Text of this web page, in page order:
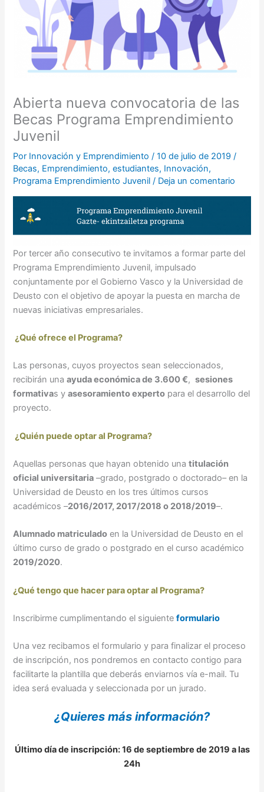
Abierta nueva convocatoria de las
Becas Programa Emprendimiento
Juvenil
Por Innovación y Emprendimiento/10 de julio de 2019/
Becas, Emprendimiento,estudiantes, Innovación,
Programa Emprendimiento Juvenil / Deja un comentario
Por tercer año consecutivo te invitamos a formar parte del
Programa Emprendimiento Juvenil, impulsado
conjuntamente por el Gobierno Vasco y la Universidad de
Deusto con el objetivo de apoyar la puesta en marcha de
nuevas iniciativas empresariales.
¿Qué ofrece el Programa?
Las personas, cuyos proyectos sean seleccionados,
recibirán unaayuda económica de 3.600 €,sesiones
formativas yasesoramiento experto para el desarrollo del
proyecto.
¿Quién puede optar al Programa?
Aquellas personas que hayan obtenido unatitulación
oficial universitaria –grado, postgrado o doctorado– en la
Universidad de Deusto en los tres últimos cursos
académicos –2016/2017, 2017/2018 o 2018/2019–.
Alumnado matriculado en la Universidad de Deusto en el
último curso de grado o postgrado en el curso académico
2019/2020.
¿Qué tengo que hacer para optar al Programa?
Inscribirme cumplimentando el siguiente formulario
Una vez recibamos el formulario y para finalizar el proceso
de inscripción, nos pondremos en contacto contigo para
facilitarte la plantilla que deberás enviarnos vía e-mail. Tu
idea será evaluada y seleccionada por un jurado.
¿Quieres más información?
Último día de inscripción: 16 de septiembre de 2019 a las
24h